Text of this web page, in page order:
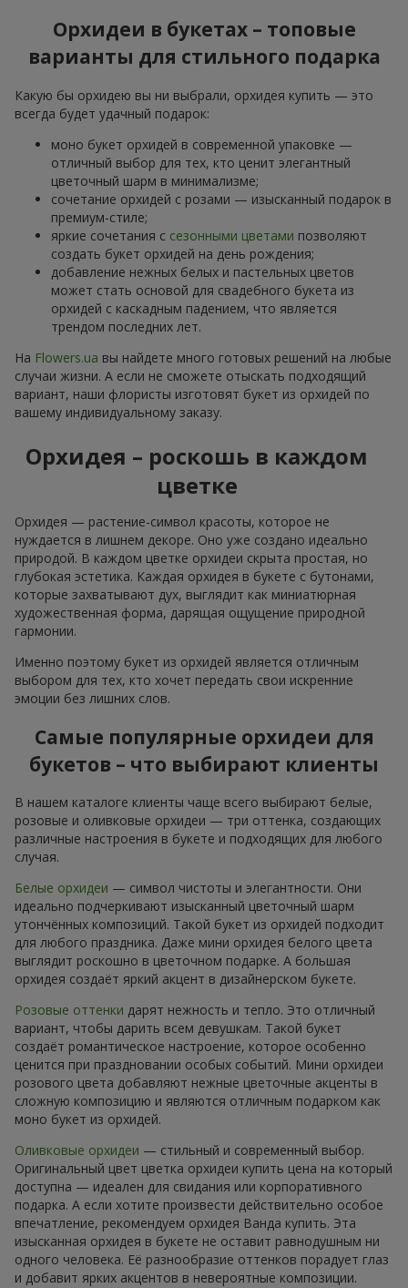
Орхидеи в букетах – топовые
варианты для стильного подарка
Какую бы орхидею вы ни выбрали, орхидея купить — это
всегда будет удачный подарок:
моно букет орхидей в современной упаковке —
отличный выбор для тех, кто ценит элегантный
цветочный шарм в минимализме;
сочетание орхидей с розами — изысканный подарок в
премиум-стиле;
яркие сочетания с сезонными цветами позволяют
создать букет орхидей на день рождения;
добавление нежных белых и пастельных цветов
может стать основой для свадебного букета из
орхидей с каскадным падением, что является
трендом последних лет.
На Flowers.ua вы найдете много готовых решений на любые
случаи жизни. А если не сможете отыскать подходящий
вариант, наши флористы изготовят букет из орхидей по
вашему индивидуальному заказу.
Орхидея – роскошь в каждом
цветке
Орхидея — растение-символ красоты, которое не
нуждается в лишнем декоре. Оно уже создано идеально
природой. В каждом цветке орхидеи скрыта простая, но
глубокая эстетика. Каждая орхидея в букете с бутонами,
которые захватывают дух, выглядит как миниатюрная
художественная форма, дарящая ощущение природной
гармонии.
Именно поэтому букет из орхидей является отличным
выбором для тех, кто хочет передать свои искренние
эмоции без лишних слов.
Самые популярные орхидеи для
букетов – что выбирают клиенты
В нашем каталоге клиенты чаще всего выбирают белые,
розовые и оливковые орхидеи — три оттенка, создающих
различные настроения в букете и подходящих для любого
случая.
Белые орхидеи — символ чистоты и элегантности. Они
идеально подчеркивают изысканный цветочный шарм
утончённых композиций. Такой букет из орхидей подходит
для любого праздника. Даже мини орхидея белого цвета
выглядит роскошно в цветочном подарке. А большая
орхидея создаёт яркий акцент в дизайнерском букете.
Розовые оттенки дарят нежность и тепло. Это отличный
вариант, чтобы дарить всем девушкам. Такой букет
создаёт романтическое настроение, которое особенно
ценится при праздновании особых событий. Мини орхидеи
розового цвета добавляют нежные цветочные акценты в
сложную композицию и являются отличным подарком как
моно букет из орхидей.
Оливковые орхидеи — стильный и современный выбор.
Оригинальный цвет цветка орхидеи купить цена на который
доступна — идеален для свидания или корпоративного
подарка. А если хотите произвести действительно особое
впечатление, рекомендуем орхидея Ванда купить. Эта
изысканная орхидея в букете не оставит равнодушным ни
одного человека. Её разнообразие оттенков порадует глаз
и добавит ярких акцентов в невероятные композиции.